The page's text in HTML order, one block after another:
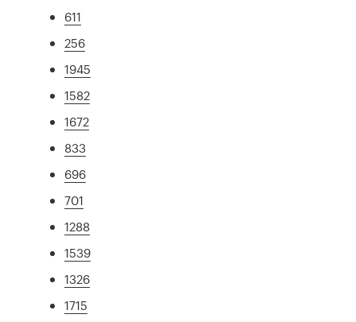
611
256
1945
1582
1672
833
696
701
1288
1539
1326
1715